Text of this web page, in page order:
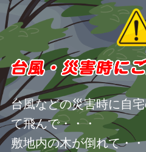
台風などの災害時に自
て飛んで・・・
敷地内の木が倒れて・